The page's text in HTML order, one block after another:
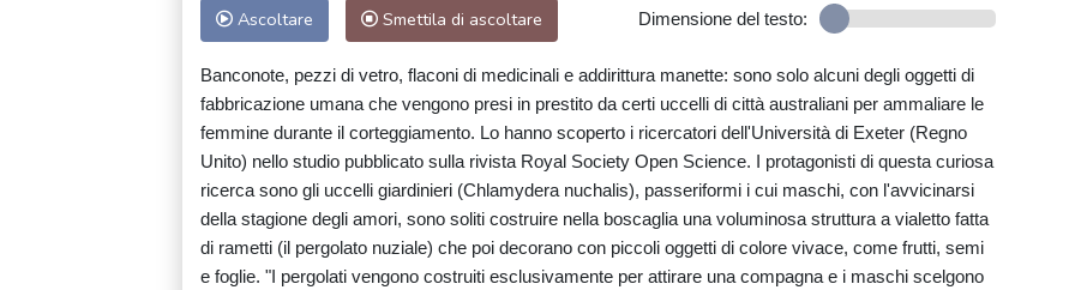
Ascoltare Smettila di ascoltare Dimensione del testo:
Banconote, pezzi di vetro, flaconi di medicinali e addirittura manette: sono solo alcuni degli oggetti di
fabbricazione umana che vengono presi in prestito da certi uccelli di città australiani per ammaliare le
femmine durante il corteggiamento. Lo hanno scoperto i ricercatori dell'Università di Exeter (Regno
Unito) nello studio pubblicato sulla rivista Royal Society Open Science. I protagonisti di questa curiosa
ricerca sono gli uccelli giardinieri (Chlamydera nuchalis), passeriformi i cui maschi, con l'avvicinarsi
della stagione degli amori, sono soliti costruire nella boscaglia una voluminosa struttura a vialetto fatta
di rametti (il pergolato nuziale) che poi decorano con piccoli oggetti di colore vivace, come frutti, semi
e foglie. "I pergolati vengono costruiti esclusivamente per attirare una compagna e i maschi scelgono